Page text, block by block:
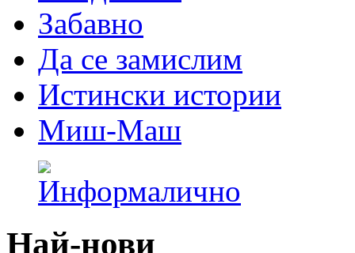
Забавно
Да се замислим
Истински истории
Миш-Маш
Най-нови